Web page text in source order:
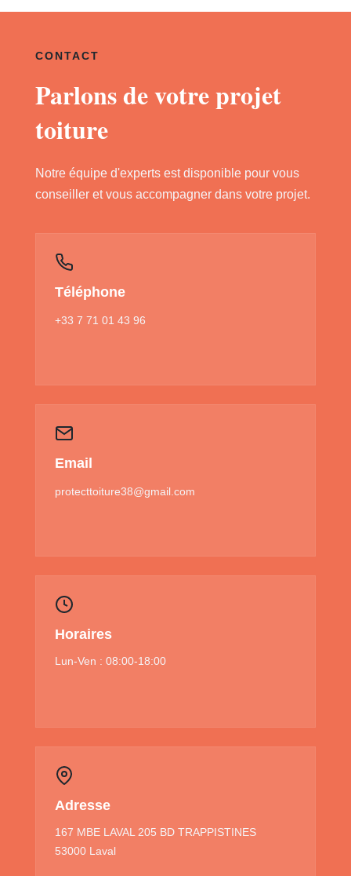
CONTACT
Parlons de votre projet
toiture
Notre équipe d'experts est disponible pour vous
conseiller et vous accompagner dans votre projet.
Téléphone
+33 7 71 01 43 96
Email
protecttoiture38@gmail.com
Horaires
Lun-Ven : 08:00-18:00
Adresse
167 MBE LAVAL 205 BD TRAPPISTINES
53000 Laval